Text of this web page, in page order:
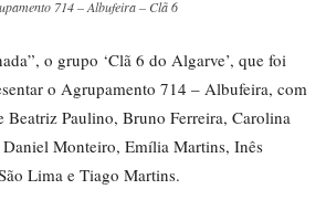
714 – Albufeira – Clã 6
o grupo ‘Clã 6 do Algarve’, que foi
o Agrupamento 714 – Albufeira, com
Beatriz Paulino, Bruno Ferreira, Carolina
Monteiro, Emília Martins, Inês
Lima e Tiago Martins.